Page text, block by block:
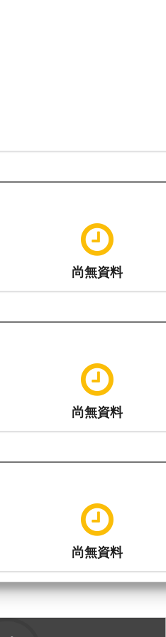
尚無資料
尚無資料
尚無資料